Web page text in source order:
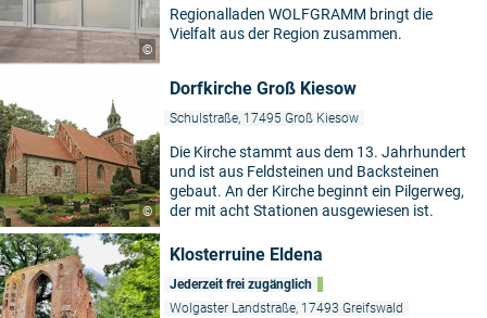
©
Regionalladen WOLFGRAMM bringt die
Vielfalt aus der Region zusammen.
©
Dorfkirche Groß Kiesow
Schulstraße, 17495 Groß Kiesow
Die Kirche stammt aus dem 13. Jahrhundert
und ist aus Feldsteinen und Backsteinen
gebaut. An der Kirche beginnt ein Pilgerweg,
der mit acht Stationen ausgewiesen ist.
Klosterruine Eldena
Jederzeit frei zugänglich
Wolgaster Landstraße, 17493 Greifswald